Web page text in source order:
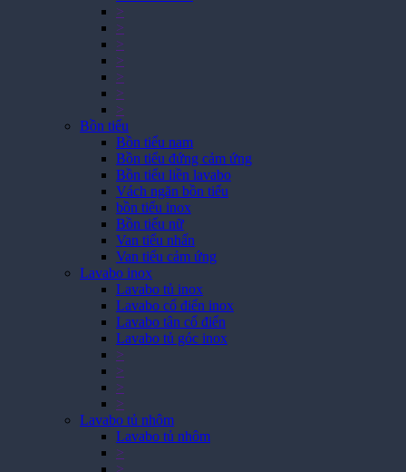
>
>
>
>
>
>
>
Bồn tiểu
Bồn tiểu nam
Bồn tiểu đứng cảm ứng
Bồn tiểu liền lavabo
Vách ngăn bồn tiểu
bồn tiểu inox
Bồn tiểu nữ
Van tiểu nhấn
Van tiểu cảm ứng
Lavabo inox
Lavabo tủ inox
Lavabo cổ điển inox
Lavabo tân cổ điển
Lavabo tủ góc inox
>
>
>
>
Lavabo tủ nhôm
Lavabo tủ nhôm
>
>